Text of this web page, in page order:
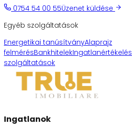
0754 54 00 55Üzenet küldése
Egyéb szolgáltatások
Energetikai tanúsítványAlaprajz
felmérésBankhitelekIngatlanértékelés
szolgáltatások
Ingatlanok